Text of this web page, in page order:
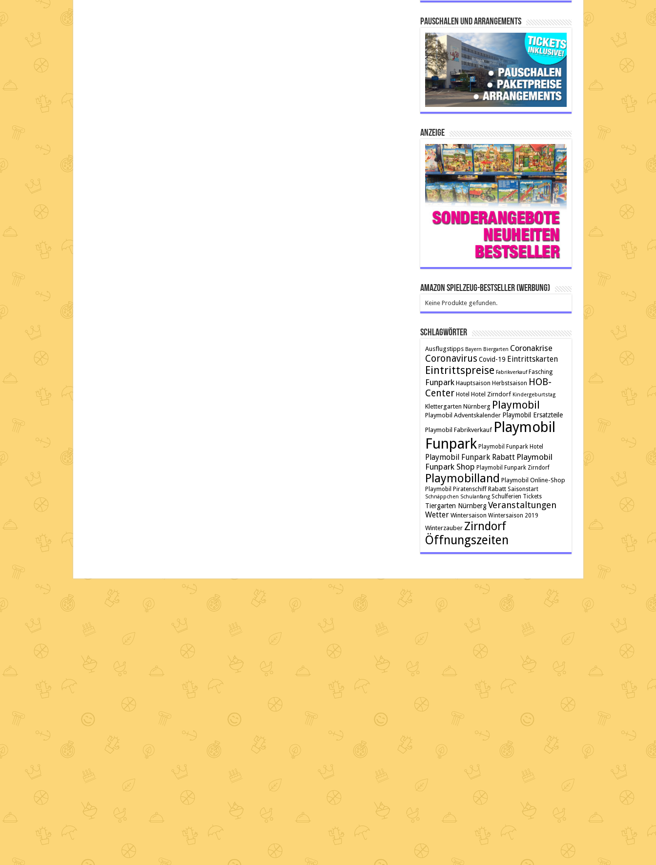
Pauschalen und Arrangements
ANZEIGE
Amazon Spielzeug-Bestseller (Werbung)
Keine Produkte gefunden.
Schlagwörter
Ausflugstipps Bayern Biergarten Coronakrise
Coronavirus Covid-19 Eintrittskarten
Eintrittspreise Fabrikverkauf Fasching
Funpark Hauptsaison Herbstsaison HOB-
Center Hotel Hotel Zirndorf Kindergeburtstag
Klettergarten Nürnberg Playmobil
Playmobil Adventskalender Playmobil Ersatzteile
Playmobil Fabrikverkauf Playmobil
Funpark Playmobil Funpark Hotel
Playmobil Funpark Rabatt Playmobil
Funpark Shop Playmobil Funpark Zirndorf
Playmobilland Playmobil Online-Shop
Playmobil Piratenschiff Rabatt Saisonstart
Schnäppchen Schulanfang Schulferien Tickets
Tiergarten Nürnberg Veranstaltungen
Wetter Wintersaison Wintersaison 2019
Winterzauber Zirndorf
Öffnungszeiten